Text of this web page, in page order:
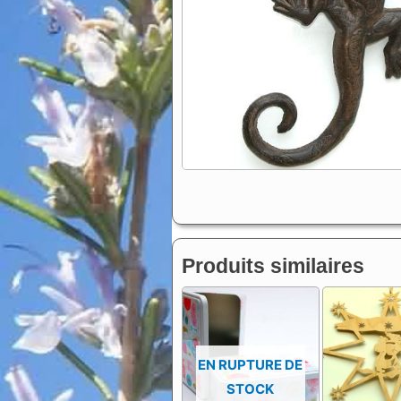
Produits similaires
EN RUPTURE DE
STOCK